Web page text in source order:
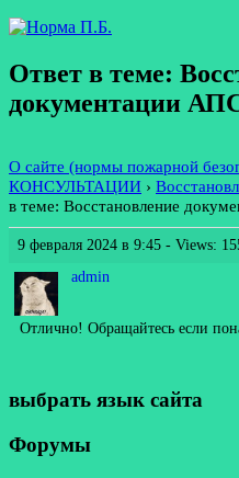
Ответ в теме:
документации
О сайте (нормы пожарной
КОНСУЛЬТАЦИИ ›
в теме: Восстановление
9 февраля 2024 в 9:45 - Views:
admin
Отлично! Обращайтесь если
выбрать язык сайта
Форумы